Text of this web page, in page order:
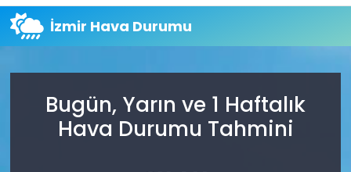
İzmir Hava Durumu
Bugün, Yarın ve 1 Haftalık
Hava Durumu Tahmini
Trafik Durumu
Süper Lig Puan Durumu ve Fikstür
Son Dakika Haberleri